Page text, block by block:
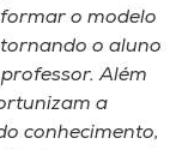
o modelo
o aluno
Além
a
conhecimento,